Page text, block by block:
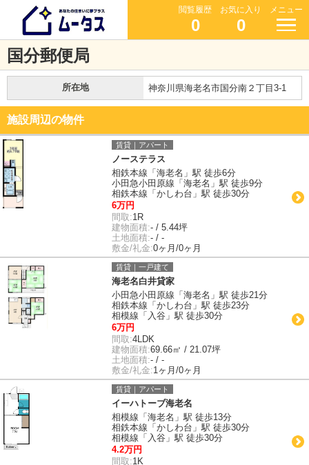
閲覧履歴
0
お気に入り
0
メニュー
国分郵便局
所在地 神奈川県海老名市国分南２丁目3-1
施設周辺の物件
賃貸｜アパート
ノーステラス
相鉄本線「海老名」駅 徒歩6分
小田急小田原線「海老名」駅 徒歩9分
相鉄本線「かしわ台」駅 徒歩30分
6万円
間取:1R
建物面積:- / 5.44坪
土地面積:- / -
敷金/礼金:0ヶ月/0ヶ月
賃貸｜一戸建て
海老名白井貸家
小田急小田原線「海老名」駅 徒歩21分
相鉄本線「かしわ台」駅 徒歩23分
相模線「入谷」駅 徒歩30分
6万円
間取:4LDK
建物面積:69.66㎡ / 21.07坪
土地面積:- / -
敷金/礼金:1ヶ月/0ヶ月
賃貸｜アパート
イーハトーブ海老名
相模線「海老名」駅 徒歩13分
相鉄本線「かしわ台」駅 徒歩30分
相模線「入谷」駅 徒歩30分
4.2万円
間取:1K